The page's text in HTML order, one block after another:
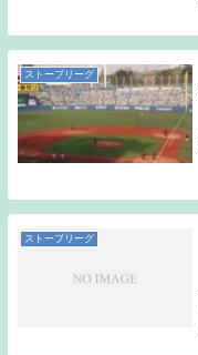
ストーブリーグ
ストーブリーグ